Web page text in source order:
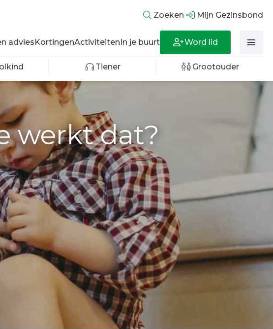
advies KortingenActiviteiten In je buurt Word lid
Zoeken Mijn Gezinsbond
Tiener Grootouder
werkt dat?